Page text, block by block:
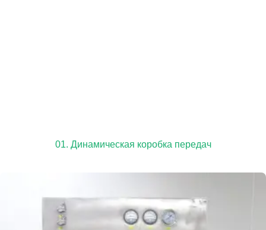
01. Динамическая коробка передач